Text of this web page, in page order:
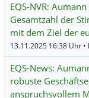
EQS-NVR:
Gesamtzahl der
mit dem Ziel der
EQS-News:
robuste
anspruchsvollem